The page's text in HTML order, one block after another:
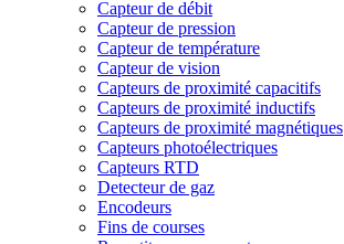
Capteur de débit
Capteur de pression
Capteur de température
Capteur de vision
Capteurs de proximité capacitifs
Capteurs de proximité inductifs
Capteurs de proximité magnétiques
Capteurs photoélectriques
Capteurs RTD
Detecteur de gaz
Encodeurs
Fins de courses